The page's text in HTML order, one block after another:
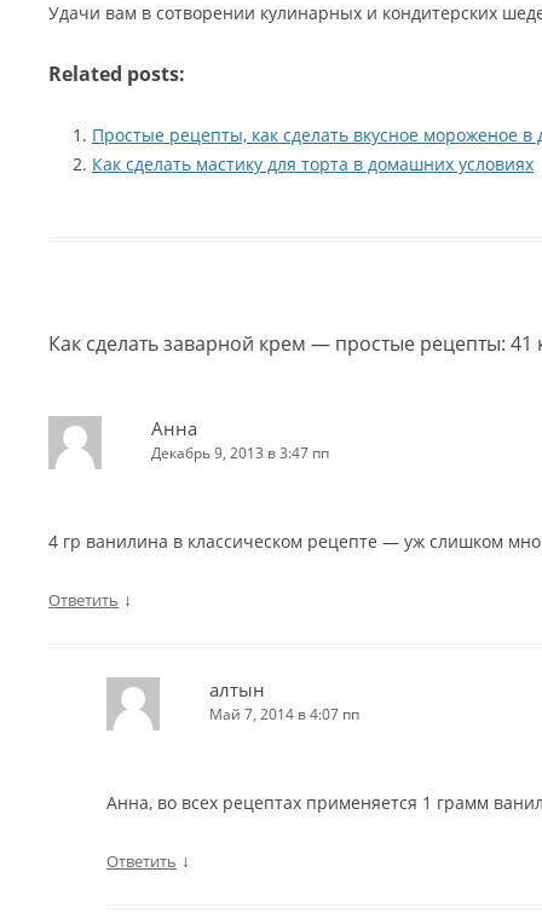
Удачи вам в сотворении кулинарных и кондитерских
Related posts:
Простые рецепты, как сделать вкусное мороженое в
Как сделать мастику для торта в домашних условиях
Как сделать заварной крем — простые рецепты: 41
Анна
Декабрь 9, 2013 в 3:47 пп
4 гр ванилина в классическом рецепте — уж слишком
Ответить ↓
aлтын
Май 7, 2014 в 4:07 пп
Анна, во всех рецептах применяется 1 грамм
Ответить ↓